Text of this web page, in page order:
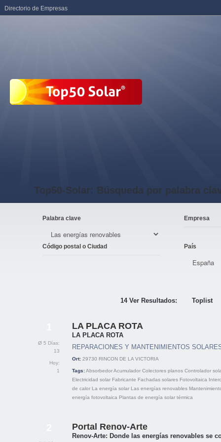
Top50-Solar: Búsqueda por palabra
Palabra clave Empresa
Código postal o Ciudad País
14 Ver Resultados: Toplist
Ø 5 Días:
13
Hoy:
1
LA PLACA ROTA
LA PLACA ROTA
REPARACIONES Y MANTENIMIENTOS
Ort: 29730 RINCON DE LA VICTORIA
Tags:AbsorbedorAcumulador Colectores planos Controlador
Electricidad solar Fabricante Fachadas solares Fotovoltaica
de calor La energía solar Las energías renovables
energía fotovoltaica Plantas de energía solar térmica
Portal Renov-Arte
Renov-Arte: Donde las energías renovables se
Directorio de Empresas